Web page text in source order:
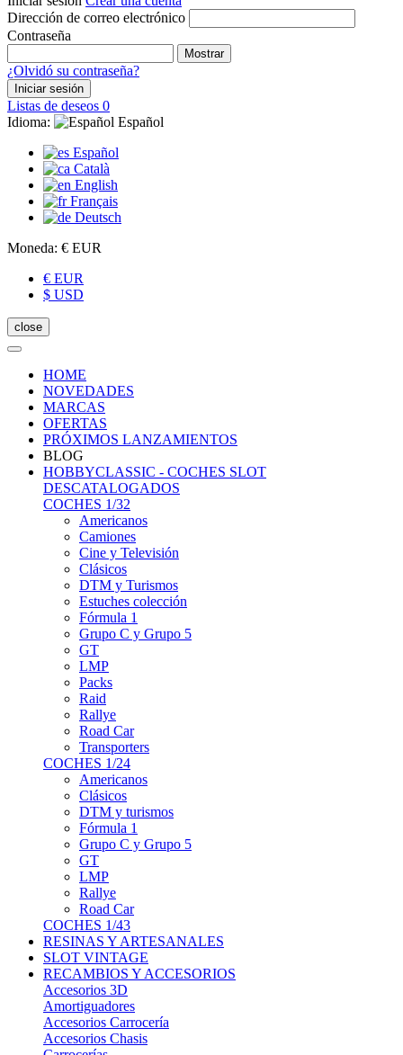
Dirección de correo electrónico
Contraseña
Mostrar
¿Olvidó su contraseña?
Iniciar sesión
Listas de deseos 0
Idioma:
Español
Español
Català
English
Français
Deutsch
Moneda: € EUR
€ EUR
$ USD
close
HOME
NOVEDADES
MARCAS
OFERTAS
PRÓXIMOS LANZAMIENTOS
BLOG
HOBBYCLASSIC - COCHES SLOT
DESCATALOGADOS
COCHES 1/32
Americanos
Camiones
Cine y Televisión
Clásicos
DTM y Turismos
Estuches colección
Fórmula 1
Grupo C y Grupo 5
GT
LMP
Packs
Raid
Rallye
Road Car
Transporters
COCHES 1/24
Americanos
Clásicos
DTM y turismos
Fórmula 1
Grupo C y Grupo 5
GT
LMP
Rallye
Road Car
COCHES 1/43
RESINAS Y ARTESANALES
SLOT VINTAGE
RECAMBIOS Y ACCESORIOS
Accesorios 3D
Amortiguadores
Accesorios Carrocería
Accesorios Chasis